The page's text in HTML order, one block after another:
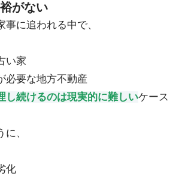
がない
に追われる中で、
い家
必要な地方不動産
し続けるのは現実的に難しいケース
、
化